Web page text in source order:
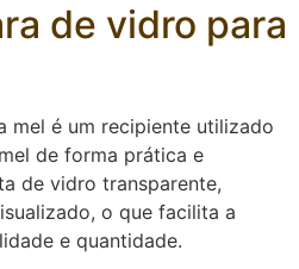
de vidro para
mel é um recipiente utilizado
de forma prática e
de vidro transparente,
o que facilita a
e quantidade.